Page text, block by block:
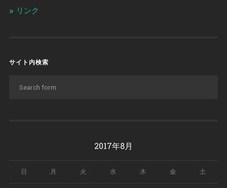
リンク
サイト内検索
2017年8月
日 月 火 水 木 金 土